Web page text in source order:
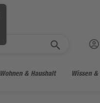
Wohnen & Haushalt Wissen